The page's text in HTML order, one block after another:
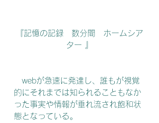
『記憶の記録　数分間　ホームシア
ター 』
webが急速に発達し、誰もが視覚
的にそれまでは知られることもなか
った事実や情報が垂れ流され飽和状
態となっている。